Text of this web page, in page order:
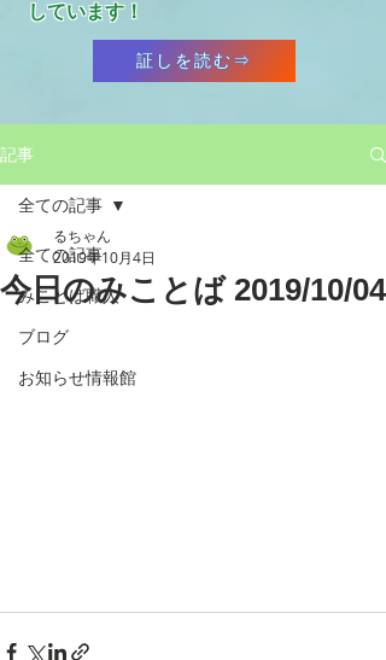
しています！
証しを読む⇒
記事
全ての記事
みことば職人
ブログ
お知らせ情報館
全ての記事
今日のみことば 2019/10/04
るちゃん
2019年10月4日